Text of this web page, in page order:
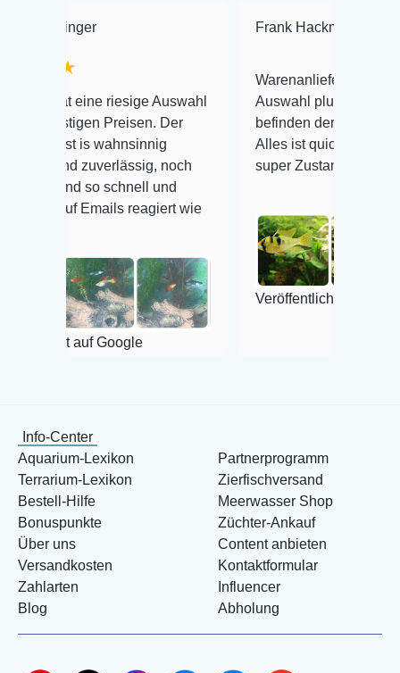
Auswahl
Der
noch
und
reagiert wie
Frank Hackmayer ★★★★
Warenanlieferung Top und die
Auswahl plus gesundheitliches
befinden der Fische einwandfrei.
Alles ist quick lebendig und im
super Zustand. Gerne wieder 😃
Veröffentlicht auf Google
Info-Center
Aquarium-Lexikon
Terrarium-Lexikon
Bestell-Hilfe
Bonuspunkte
Über uns
Versandkosten
Zahlarten
Blog
Partnerprogramm
Zierfischversand
Meerwasser Shop
Züchter-Ankauf
Content anbieten
Kontaktformular
Influencer
Abholung